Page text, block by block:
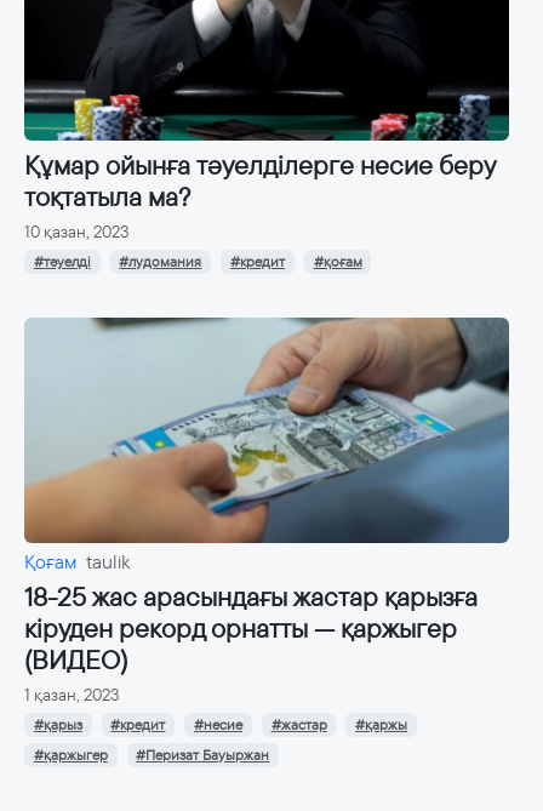
Құмар ойынға тәуелділерге несие беру
тоқтатыла ма?
10 қазан, 2023
#тәуелді #лудомания #кредит #қоғам
Қоғам taulik
18-25 жас арасындағы жастар қарызға
кіруден рекорд орнатты — қаржыгер
(ВИДЕО)
1 қазан, 2023
#қарыз #кредит #несие #жастар
#қаржы
#қаржыгер
#Перизат Бауыржан